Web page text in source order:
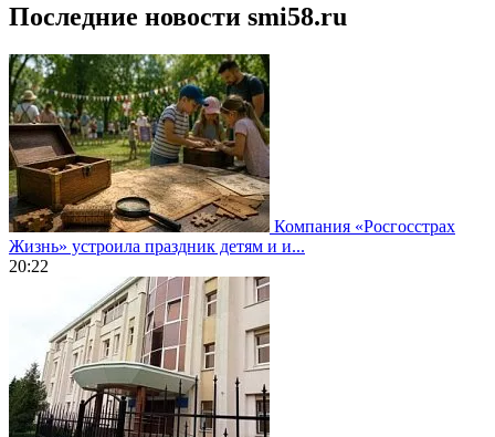
Последние новости smi58.ru
Компания «Росгосстрах
Жизнь» устроила праздник детям и и...
20:22